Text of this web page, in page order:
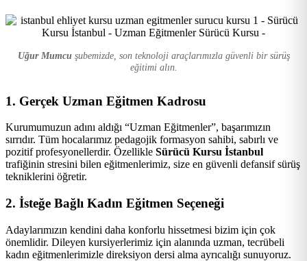
Uğur Mumcuşubemizde, son teknoloji araçlarımızla güvenli bir sürüş
eğitimi alın.
1. Gerçek Uzman Eğitmen Kadrosu
Kurumumuzun adını aldığı “Uzman Eğitmenler”, başarımızın
sırrıdır. Tüm hocalarımız pedagojik formasyon sahibi, sabırlı ve
pozitif profesyonellerdir. Özellikle Sürücü Kursu İstanbul
trafiğinin stresini bilen eğitmenlerimiz, size en güvenli defansif sürüş
tekniklerini öğretir.
2. İsteğe Bağlı Kadın Eğitmen Seçeneği
Adaylarımızın kendini daha konforlu hissetmesi bizim için çok
önemlidir. Dileyen kursiyerlerimiz için alanında uzman, tecrübeli
kadın eğitmenlerimizle direksiyon dersi alma ayrıcalığı sunuyoruz.